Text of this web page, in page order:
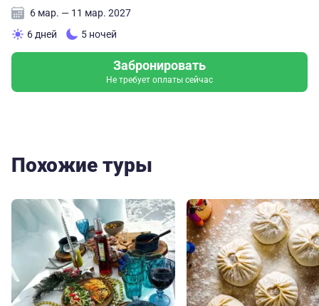
6 мар. — 11 мар. 2027
6 дней
5 ночей
Забронировать
Не требует оплаты сейчас
Похожие туры